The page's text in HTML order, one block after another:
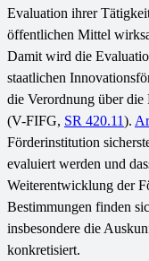
Evaluation ihrer
öffentlichen Mittel
Damit wird die
staatlichen
die Verordnung über
(V-FIFG, SR 420.11).
Förderinstitution
evaluiert werden und
Weiterentwicklung der
Bestimmungen finden
insbesondere die
konkretisiert.